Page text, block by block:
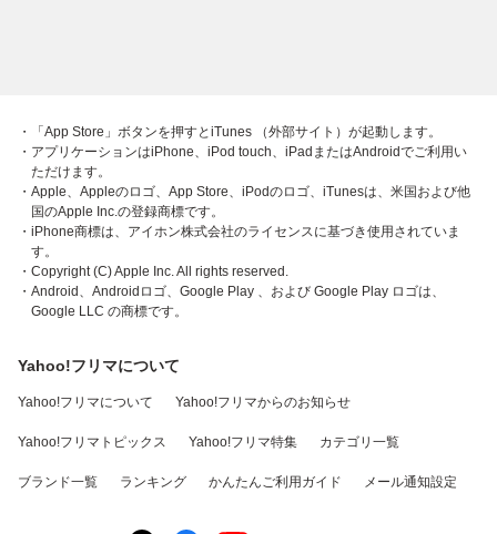
・「App Store」ボタンを押すとiTunes （外部サイト）が起動します。
・アプリケーションはiPhone、iPod touch、iPadまたはAndroidでご利用い
ただけます。
・Apple、Appleのロゴ、App Store、iPodのロゴ、iTunesは、米国および他
国のApple Inc.の登録商標です。
・iPhone商標は、アイホン株式会社のライセンスに基づき使用されていま
す。
・Copyright (C) Apple Inc. All rights reserved.
・Android、Androidロゴ、Google Play 、および Google Play ロゴは、
Google LLC の商標です。
Yahoo!フリマについて
Yahoo!フリマについて Yahoo!フリマからのお知らせ
Yahoo!フリマトピックス Yahoo!フリマ特集 カテゴリ一覧
ブランド一覧 ランキング かんたんご利用ガイド メール通知設定